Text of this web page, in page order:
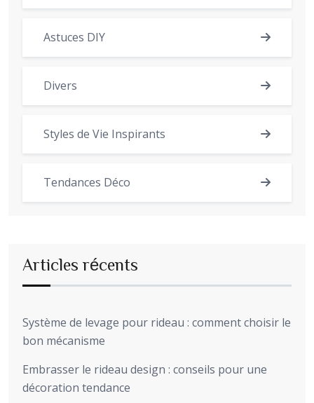
Astuces DIY
Divers
Styles de Vie Inspirants
Tendances Déco
Articles récents
Système de levage pour rideau : comment choisir le
bon mécanisme
Embrasser le rideau design : conseils pour une
décoration tendance